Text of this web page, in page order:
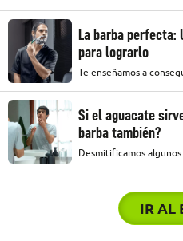
La barba perfecta:
para lograrlo
Te enseñamos a
Si el aguacate
barba también?
Desmitificamos
IR AL